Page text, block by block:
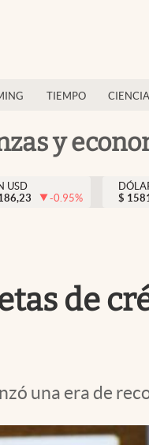
TIEMPO
y
USD
-0.95%
$
de
una era de